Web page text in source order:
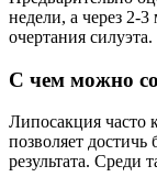
недели, а через 2-
очертания силуэта.
С чем можно
Липосакция часто
позволяет
результата. Среди